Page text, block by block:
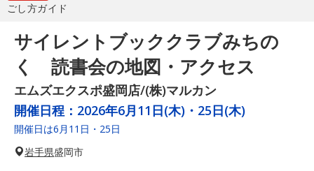
ごし方ガイド
サイレントブッククラブみちの
く 読書会の地図・アクセス
エムズエクスポ盛岡店/(株)マルカン
開催日程： 2026年6月11日(木)・25日(木)
開催日は6月11日・25日
岩手県盛岡市